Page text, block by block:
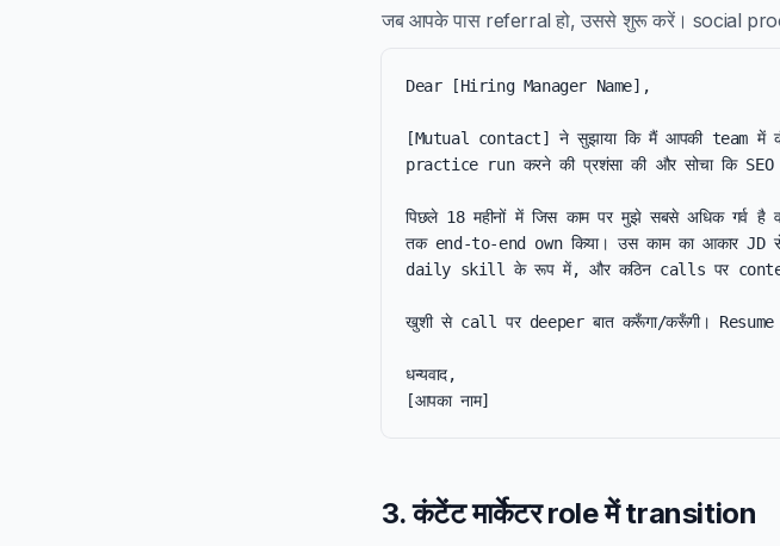
जब आपके पास referral हो, उससे शुरू करें। social
Dear [Hiring Manager Name],
[Mutual contact] ने सुझाया कि मैं आपकी team में
practice run करने की प्रशंसा की और सोचा कि
पिछले 18 महीनों में जिस काम पर मुझे सबसे अधिक
तक end-to-end own किया। उस काम का आकार
daily skill के रूप में, और कठिन calls पर
खुशी से call पर deeper बात करूँगा/करूँगी। Resume
धन्यवाद,
[आपका नाम]
3. कंटेंट मार्केटर role में transition